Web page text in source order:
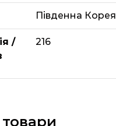
Південна Корея
/
216